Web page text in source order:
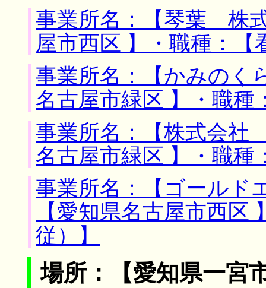
事業所名：【琴葉 株
屋市西区 】・職種：【
事業所名：【かみのく
名古屋市緑区 】・職種
事業所名：【株式会
名古屋市緑区 】・職種
事業所名：【ゴール
【愛知県名古屋市西区
従）】
場所：【愛知県一宮